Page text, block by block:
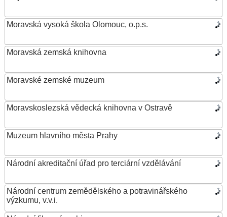
Moravská vysoká škola Olomouc, o.p.s.
Moravská zemská knihovna
Moravské zemské muzeum
Moravskoslezská vědecká knihovna v Ostravě
Muzeum hlavního města Prahy
Národní akreditační úřad pro terciární vzdělávání
Národní centrum zemědělského a potravinářského
výzkumu, v.v.i.